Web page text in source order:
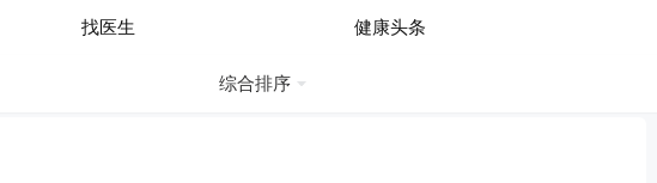
找医生 健康头条
综合排序